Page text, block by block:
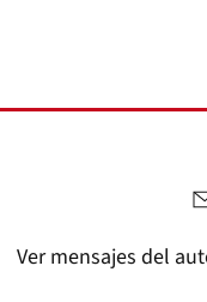
Ver mensajes del